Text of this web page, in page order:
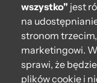
Moje O bag
Kontakt
222 571 414
bok@obagstore.pl
wszystko" jest
na
stronom
marketingowi.
sprawi, że
plików cookie i